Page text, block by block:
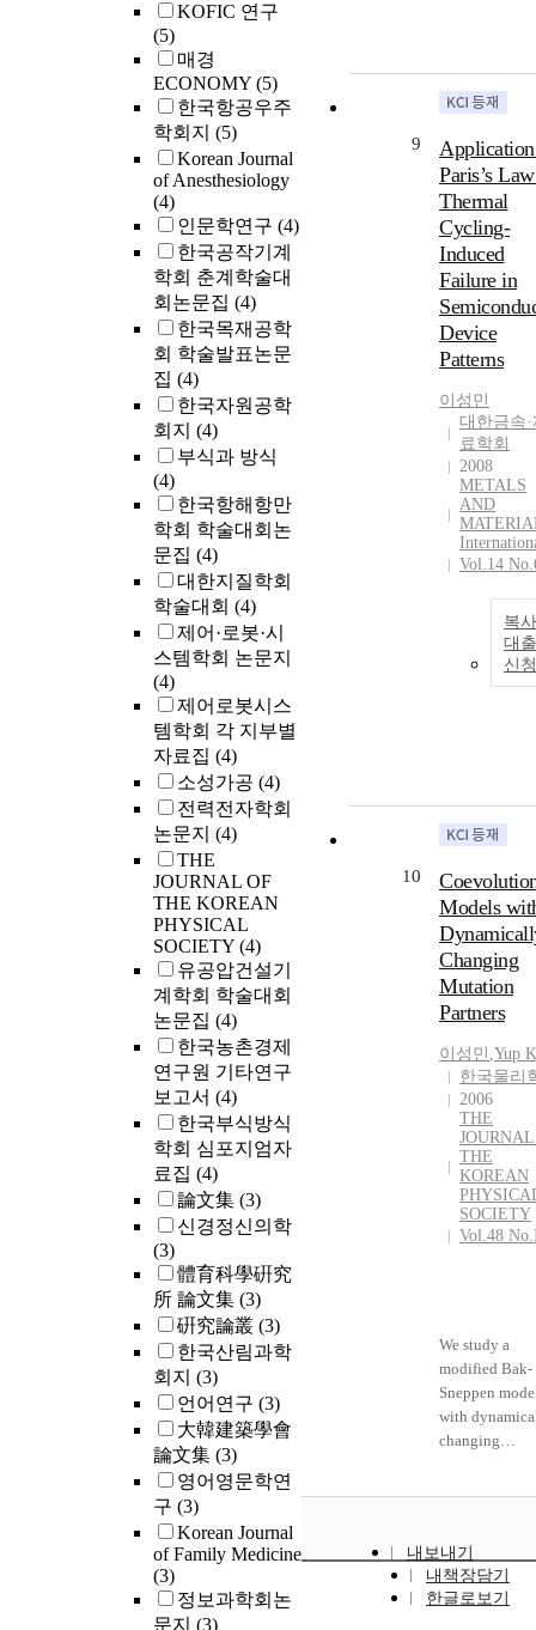
KOFIC 연구
(5)
매경
ECONOMY (5)
한국항공우주
학회지 (5)
Korean Journal
of Anesthesiology
(4)
인문학연구 (4)
한국공작기계
학회 춘계학술대
회논문집 (4)
한국목재공학
회 학술발표논문
집 (4)
한국자원공학
회지 (4)
부식과 방식
(4)
한국항해항만
학회 학술대회논
문집 (4)
대한지질학회
학술대회 (4)
제어·로봇·시
스템학회 논문지
(4)
제어로봇시스
템학회 각 지부별
자료집 (4)
소성가공 (4)
전력전자학회
논문지 (4)
THE
JOURNAL OF
THE KOREAN
PHYSICAL
SOCIETY (4)
유공압건설기
계학회 학술대회
논문집 (4)
한국농촌경제
연구원 기타연구
보고서 (4)
한국부식방식
학회 심포지엄자
료집 (4)
論文集 (3)
신경정신의학
(3)
體育科學硏究
所 論文集 (3)
硏究論叢 (3)
한국산림과학
회지 (3)
언어연구 (3)
大韓建築學會
論文集 (3)
영어영문학연
구 (3)
Korean Journal
of Family Medicine
(3)
정보과학회논
문지 (3)
9
Paris’s
Thermal
Cycling-
Induced
Failure in
Device
Patterns
이성민
대한금속·
료학회
2008
METALS
AND
Vol.14
복
대출
신청
10
Models
Changing
Mutation
Partners
이성민 ,Yup
한국물리
2006
THE
THE
KOREAN
SOCIETY
Vol.48
We study a
modified Bak-
Sneppen
with
changing
value fi. In a
update, the site
which has the
내보내기
내책장담기
한글로보기